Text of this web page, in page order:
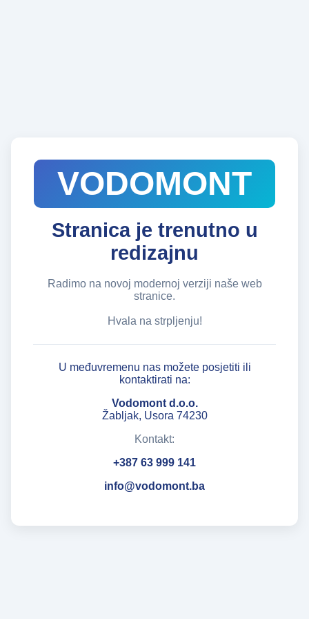
VODOMONT
Stranica je trenutno u
redizajnu
Radimo na novoj modernoj verziji naše web
stranice.
Hvala na strpljenju!
U međuvremenu nas možete posjetiti ili
kontaktirati na:
Vodomont d.o.o.
Žabljak, Usora 74230
Kontakt:
+387 63 999 141
info@vodomont.ba